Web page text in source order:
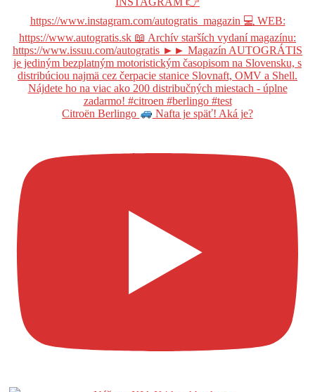
Citroën Berlingo Nafta je späť! Aká je?